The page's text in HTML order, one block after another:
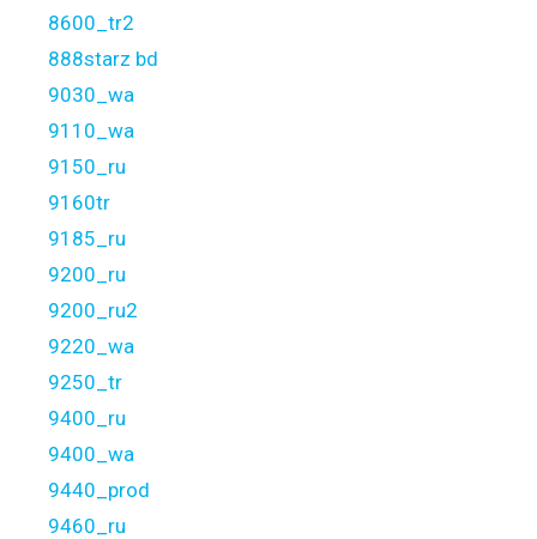
8600_tr2
888starz bd
9030_wa
9110_wa
9150_ru
9160tr
9185_ru
9200_ru
9200_ru2
9220_wa
9250_tr
9400_ru
9400_wa
9440_prod
9460_ru